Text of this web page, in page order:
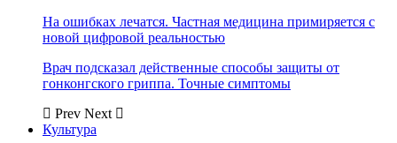
На ошибках лечатся. Частная медицина примиряется с
новой цифровой реальностью
Врач подсказал действенные способы защиты от
гонконгского гриппа. Точные симптомы
Prev Next
Культура